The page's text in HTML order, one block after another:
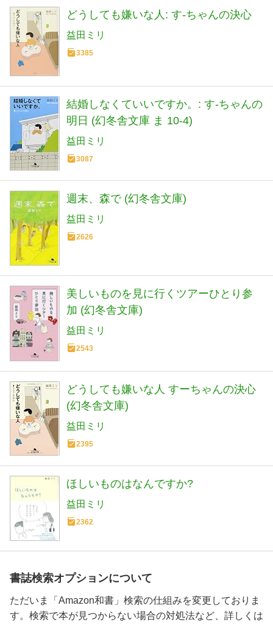
どうしても嫌いな人: す-ちゃんの決心
益田ミリ
3385
結婚しなくていいですか。: す-ちゃんの
明日 (幻冬舎文庫 ま 10-4)
益田ミリ
3087
週末、森で (幻冬舎文庫)
益田ミリ
2626
美しいものを見に行くツアーひとり参
加 (幻冬舎文庫)
益田ミリ
2543
どうしても嫌いな人 すーちゃんの決心
(幻冬舎文庫)
益田ミリ
2395
ほしいものはなんですか?
益田ミリ
2362
書誌検索オプションについて
ただいま「Amazon和書」検索の仕組みを変更しておりま
す。検索で本が見つからない場合の対処法など、詳しくは